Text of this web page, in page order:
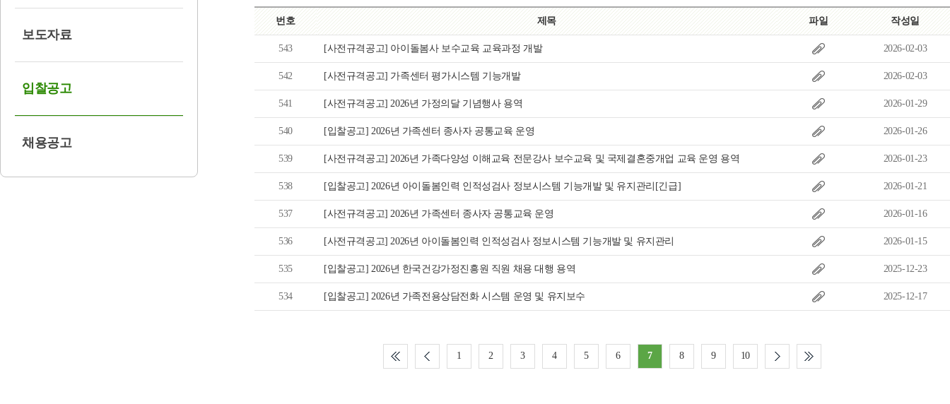
보도자료
입찰공고
채용공고
번호 제목 파일 작성일
543 [사전규격공고] 아이돌봄사 보수교육 교육과정 개발 2026-02-03
542 [사전규격공고] 가족센터 평가시스템 기능개발 2026-02-03
541 [사전규격공고] 2026년 가정의달 기념행사 용역 2026-01-29
540 [입찰공고] 2026년 가족센터 종사자 공통교육 운영 2026-01-26
539 [사전규격공고] 2026년 가족다양성 이해교육 전문강사 보수교육 및 국제결혼중개업 교육 운영 용역 2026-01-23
538 [입찰공고] 2026년 아이돌봄인력 인적성검사 정보시스템 기능개발 및 유지관리[긴급] 2026-01-21
537 [사전규격공고] 2026년 가족센터 종사자 공통교육 운영 2026-01-16
536 [사전규격공고] 2026년 아이돌봄인력 인적성검사 정보시스템 기능개발 및 유지관리 2026-01-15
535 [입찰공고] 2026년 한국건강가정진흥원 직원 채용 대행 용역 2025-12-23
534 [입찰공고] 2026년 가족전용상담전화 시스템 운영 및 유지보수 2025-12-17
1 2 3 4 5 6 7 8 9 10